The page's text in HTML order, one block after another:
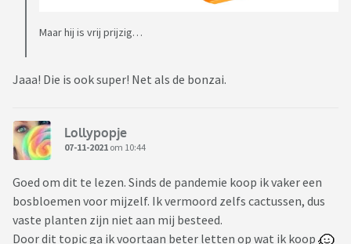
Maar hij is vrij prijzig…
Jaaa! Die is ook super! Net als de bonzai.
Lollypopje
07-11-2021 om 10:44
Goed om dit te lezen. Sinds de pandemie koop ik vaker een
bosbloemen voor mijzelf. Ik vermoord zelfs cactussen, dus
vaste planten zijn niet aan mij besteed.
Door dit topic ga ik voortaan beter letten op wat ik koop